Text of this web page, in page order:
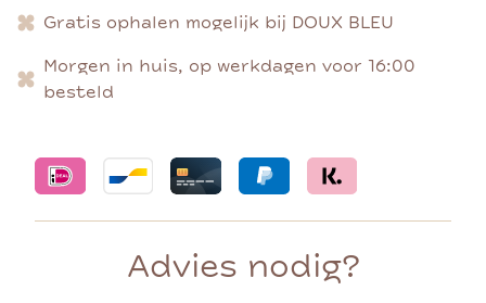
Gratis ophalen mogelijk bij DOUX BLEU
Morgen in huis, op werkdagen voor 16:00
besteld
Advies nodig?